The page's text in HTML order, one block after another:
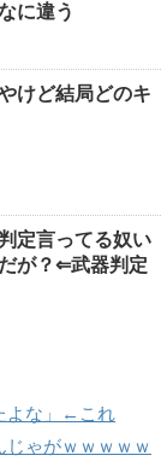
に違う
けど結局どのキ
定言ってる奴い
が？⇐武器判定
よな」←これ
ゃがｗｗｗｗｗ